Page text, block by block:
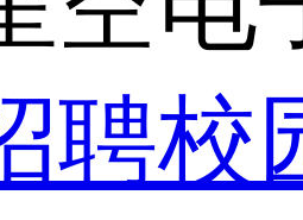
聘校